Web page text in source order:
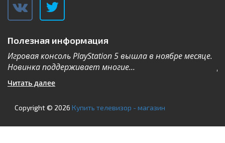
Полезная информация
Игровая консоль PlayStation 5 вышла в ноябре месяце.
Новинка поддерживает многие...
Читать далее
Copyright © 2026 Купить телевизор - магазин